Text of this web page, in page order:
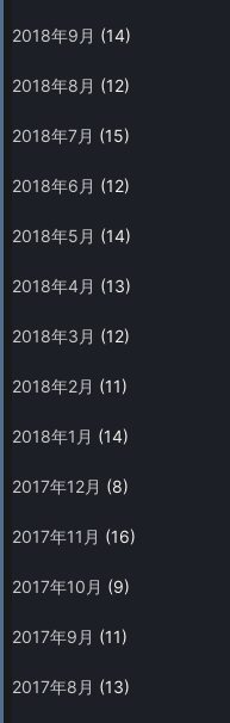
2018年9月 (14)
2018年8月 (12)
2018年7月 (15)
2018年6月 (12)
2018年5月 (14)
2018年4月 (13)
2018年3月 (12)
2018年2月 (11)
2018年1月 (14)
2017年12月 (8)
2017年11月 (16)
2017年10月 (9)
2017年9月 (11)
2017年8月 (13)